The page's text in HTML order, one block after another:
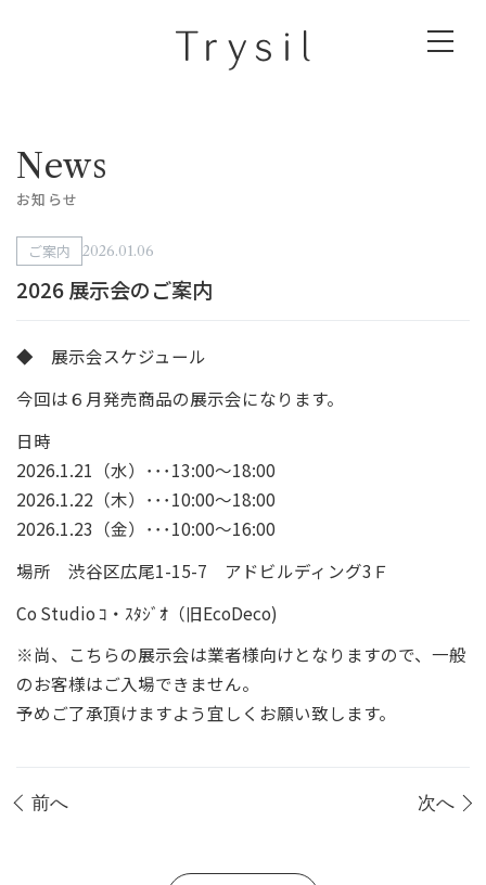
News
お知らせ
ご案内 2026.01.06
2026 展示会のご案内
◆ 展示会スケジュール
今回は６月発売商品の展示会になります。
日時
2026.1.21（水）･･･13:00～18:00
2026.1.22（木）･･･10:00～18:00
2026.1.23（金）･･･10:00～16:00
場所 渋谷区広尾1-15-7 アドビルディング3Ｆ
Co Studio ｺ・ｽﾀｼﾞｵ（旧EcoDeco)
※尚、こちらの展示会は業者様向けとなりますので、一般
のお客様はご入場できません。
予めご了承頂けますよう宜しくお願い致します。
前へ 次へ